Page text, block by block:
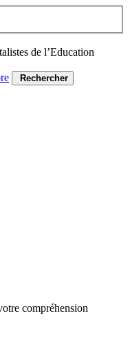
de l’Education
Rechercher
compréhension